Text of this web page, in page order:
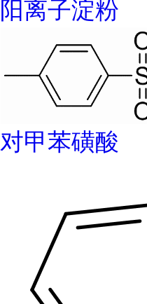
阳离子淀粉
对甲苯磺酸